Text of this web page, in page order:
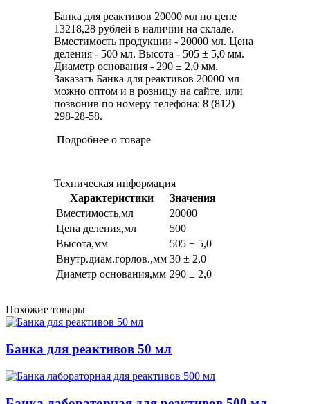
Банка для реактивов 20000 мл по цене
13218,28 рублей в наличии на складе.
Вместимость продукции - 20000 мл. Цена
деления - 500 мл. Высота - 505 ± 5,0 мм.
Диаметр основания - 290 ± 2,0 мм.
Заказать Банка для реактивов 20000 мл
можно оптом и в розницу на сайте, или
позвонив по номеру телефона: 8 (812)
298-28-58.
Подробнее о товаре
Техническая информация
Характеристики
Значения
Вместимость,мл
20000
Цена деления,мл
500
Высота,мм
505 ± 5,0
Внутр.диам.горлов.,мм 30 ± 2,0
Диаметр основания,мм 290 ± 2,0
Похожие товары
Банка для реактивов 50 мл